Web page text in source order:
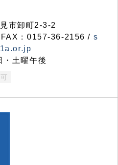
市卸町2-3-2
：0157-36-2156 / s
・土曜午後